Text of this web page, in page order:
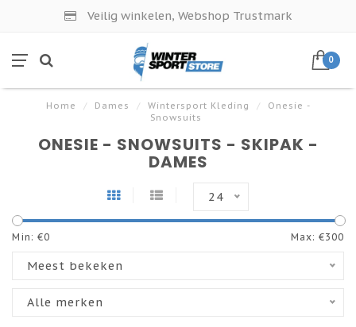
Veilig winkelen, Webshop Trustmark
0
Home / Dames / Wintersport Kleding /
Onesie -
Snowsuits
ONESIE - SNOWSUITS - SKIPAK -
DAMES
24
Min: €0 Max: €300
Meest bekeken
Alle merken